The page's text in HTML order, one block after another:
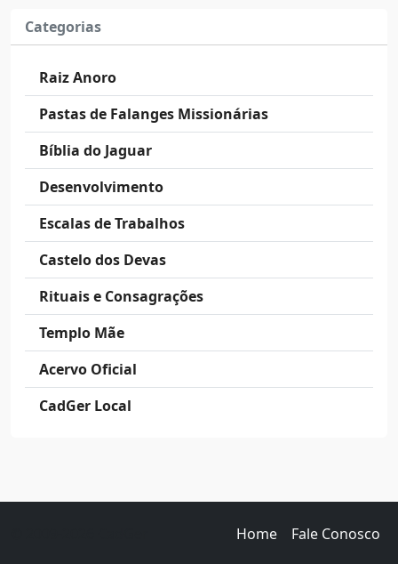
Categorias
Raiz Anoro
Pastas de Falanges Missionárias
Bíblia do Jaguar
Desenvolvimento
Escalas de Trabalhos
Castelo dos Devas
Rituais e Consagrações
Templo Mãe
Acervo Oficial
CadGer Local
Home Fale Conosco